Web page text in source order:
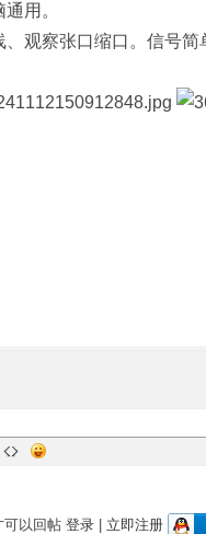
用。
观察张口缩口。信号简
可以回帖 登录| 立即注册